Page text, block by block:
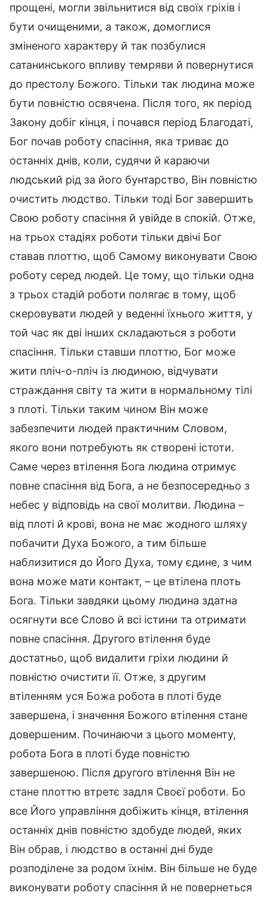
прощені, могли звільнитися від своїх гріхів і
бути очищеними, а також, домоглися
зміненого характеру й так позбулися
сатанинського впливу темряви й повернутися
до престолу Божого. Тільки так людина може
бути повністю освячена. Після того, як період
Закону добіг кінця, і почався період Благодаті,
Бог почав роботу спасіння, яка триває до
останніх днів, коли, судячи й караючи
людський рід за його бунтарство, Він повністю
очистить людство. Тільки тоді Бог завершить
Свою роботу спасіння й увійде в спокій. Отже,
на трьох стадіях роботи тільки двічі Бог
ставав плоттю, щоб Самому виконувати Свою
роботу серед людей. Це тому, що тільки одна
з трьох стадій роботи полягає в тому, щоб
скеровувати людей у веденні їхнього життя, у
той час як дві інших складаються з роботи
спасіння. Тільки ставши плоттю, Бог може
жити пліч-о-пліч із людиною, відчувати
страждання світу та жити в нормальному тілі
з плоті. Тільки таким чином Він може
забезпечити людей практичним Словом,
якого вони потребують як створені істоти.
Саме через втілення Бога людина отримує
повне спасіння від Бога, а не безпосередньо з
небес у відповідь на свої молитви. Людина –
від плоті й крові, вона не має жодного шляху
побачити Духа Божого, а тим більше
наблизитися до Його Духа, тому єдине, з чим
вона може мати контакт, – це втілена плоть
Бога. Тільки завдяки цьому людина здатна
осягнути все Слово й всі істини та отримати
повне спасіння. Другого втілення буде
достатньо, щоб видалити гріхи людини й
повністю очистити її. Отже, з другим
втіленням уся Божа робота в плоті буде
завершена, і значення Божого втілення стане
довершеним. Починаючи з цього моменту,
робота Бога в плоті буде повністю
завершеною. Після другого втілення Він не
стане плоттю втретє задля Своєї роботи. Бо
все Його управління добіжить кінця, втілення
останніх днів повністю здобуде людей, яких
Він обрав, і людство в останні дні буде
розподілене за родом їхнім. Він більше не буде
виконувати роботу спасіння й не повернеться